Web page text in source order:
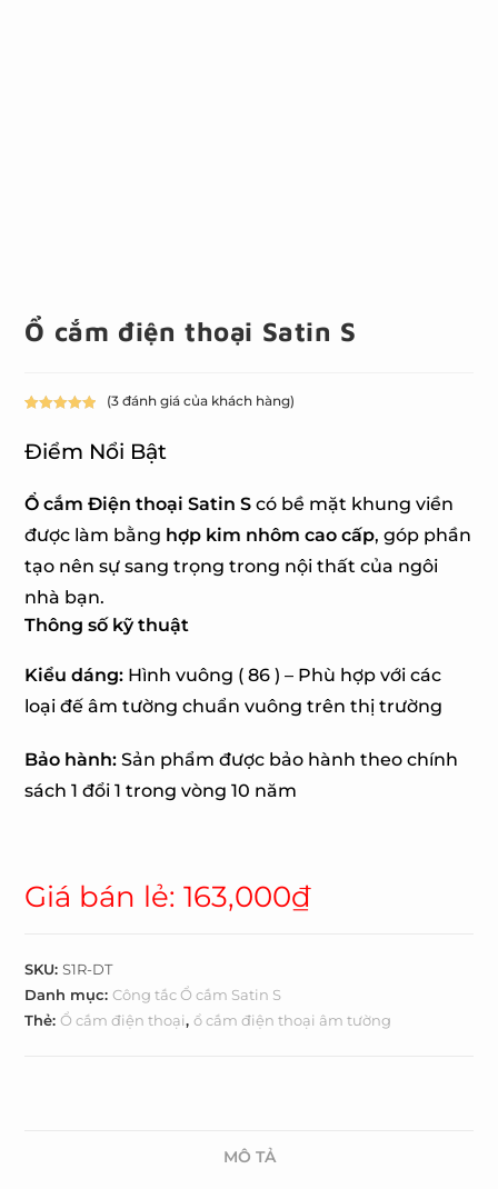
Ổ cắm điện thoại Satin S
dựa trên
(3 đánh giá của khách hàng)
Điểm Nổi Bật
Ổ cắm Điện thoại Satin S có bề mặt khung viền
được làm bằng hợp kim nhôm cao cấp, góp phần
tạo nên sự sang trọng trong nội thất của ngôi
nhà bạn.
Thông số kỹ thuật
Kiểu dáng: Hình vuông ( 86 ) – Phù hợp với các
loại đế âm tường chuẩn vuông trên thị trường
Bảo hành: Sản phẩm được bảo hành theo chính
sách 1 đổi 1 trong vòng 10 năm
Giá bán lẻ:163,000₫
SKU:S1R-DT
Danh mục:Công tắc Ổ cắm Satin S
Thẻ:Ổ cắm điện thoại,ổ cắm điện thoại âm tường
MÔ TẢ